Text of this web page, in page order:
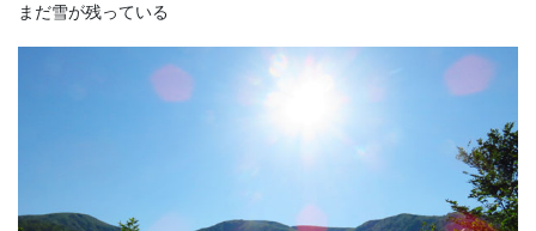
まだ雪が残っている